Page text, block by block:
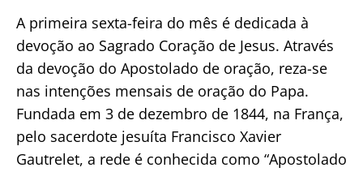
A primeira sexta-feira do mês é dedicada à
devoção ao Sagrado Coração de Jesus. Através
da devoção do Apostolado de oração, reza-se
nas intenções mensais de oração do Papa.
Fundada em 3 de dezembro de 1844, na França,
pelo sacerdote jesuíta Francisco Xavier
Gautrelet, a rede é conhecida como “Apostolado